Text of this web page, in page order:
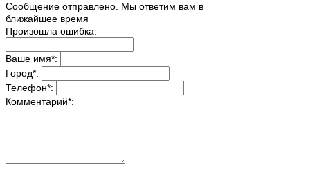
Сообщение отправлено. Мы ответим вам в
ближайшее время
Произошла ошибка.
Ваше имя*:
Город*:
Телефон*:
Комментарий*: